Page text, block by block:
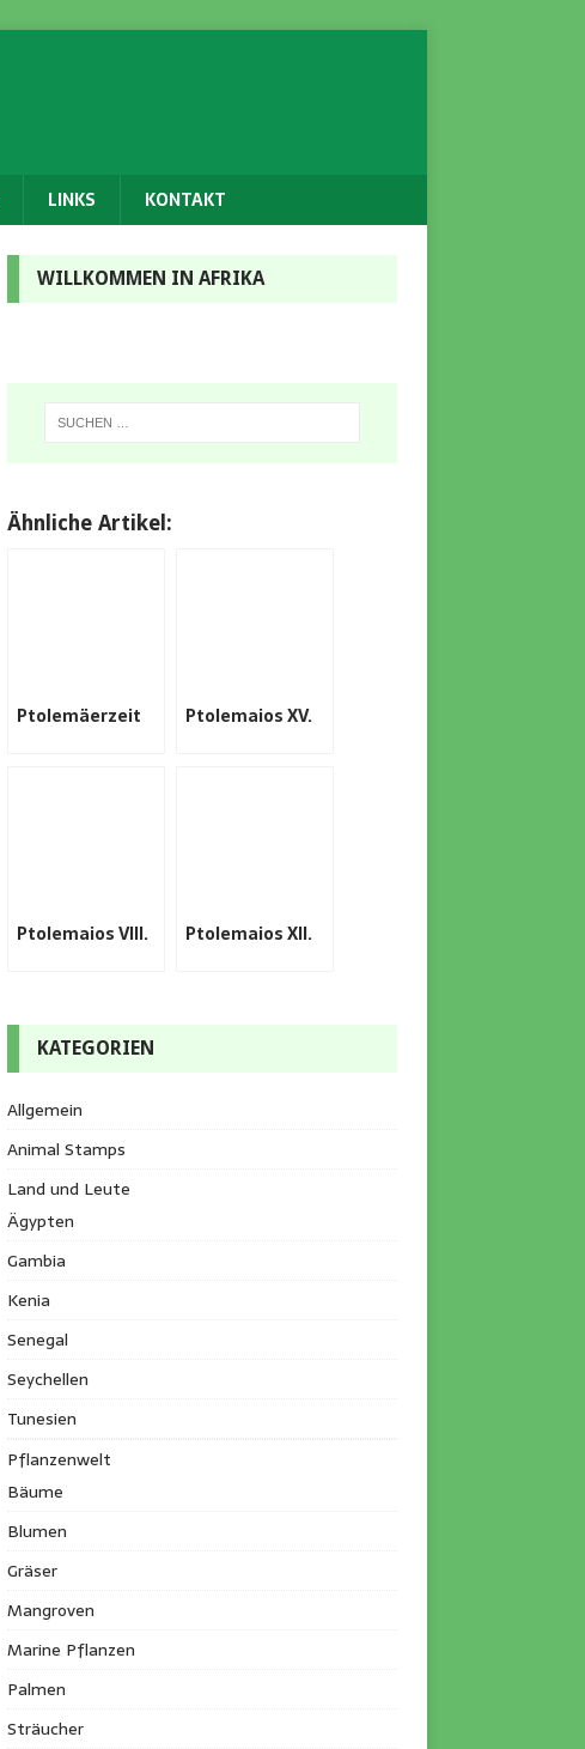
LINKS KONTAKT
WILLKOMMEN IN AFRIKA
Ähnliche Artikel:
Ptolemäerzeit Ptolemaios XV.
Ptolemaios VIII. Ptolemaios XII.
KATEGORIEN
Allgemein
Animal Stamps
Land und Leute
Ägypten
Gambia
Kenia
Senegal
Seychellen
Tunesien
Pflanzenwelt
Bäume
Blumen
Gräser
Mangroven
Marine Pflanzen
Palmen
Sträucher